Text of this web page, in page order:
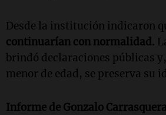
Desde la institución indicaron
continuarían con normalidad.
brindó declaraciones públicas
menor de edad, se preserva su
Informe de Gonzalo